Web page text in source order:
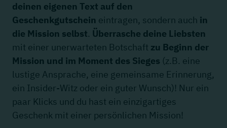
deinen eigenen Text auf den
Geschenkgutschein eintragen, sondern auch in
die Mission selbst. Überrasche deine Liebsten
mit einer unerwarteten Botschaft zu Beginn der
Mission und im Moment des Sieges (z.B. eine
lustige Ansprache, eine gemeinsame Erinnerung,
ein Insider-Witz oder ein guter Wunsch)! Nur ein
paar Klicks und du hast ein einzigartiges
Geschenk mit einer persönlichen Mission!